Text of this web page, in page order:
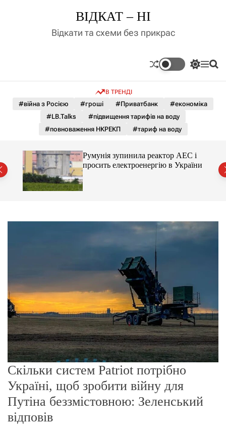
д
у
ВІДКАТ – НІ
Відкати та схеми без прикрас
П
м
к
а
о
л
ь
г
о
р
М П
В ТРЕНДІ
#війна з Росією #гроші #Приватбанк
#економіка
#LB.Talks
#підвищення тарифів на воду
#повноваження НКРЕКП
#тариф на воду
Румунія зупинила реактор АЕС і
просить електроенергію в України
Скільки систем Patriot потрібно
Україні, щоб зробити війну для
Путіна беззмістовною: Зеленський
відповів